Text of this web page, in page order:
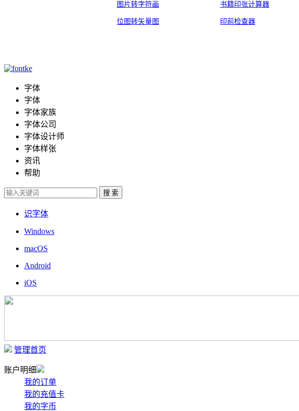
图片转字符画
位图转矢量图
书籍印张计算器
印前检查器
字体
字体
字体家族
字体公司
字体设计师
字体样张
资讯
帮助
识字体
Windows
macOS
Android
iOS
管理首页
账户明细
我的订单
我的充值卡
我的字币